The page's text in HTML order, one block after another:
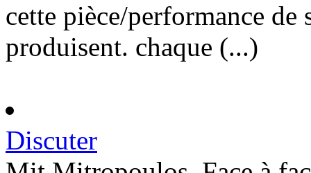
cette pièce/performance de
produisent. chaque (...)
Discuter